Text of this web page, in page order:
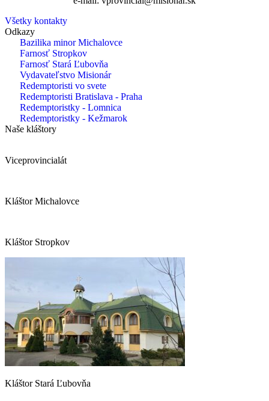
Všetky kontakty
Odkazy
Bazilika minor Michalovce
Farnosť Stropkov
Farnosť Stará Ľubovňa
Vydavateľstvo Misionár
Redemptoristi vo svete
Redemptoristi Bratislava - Praha
Redemptoristky - Lomnica
Redemptoristky - Kežmarok
Naše kláštory
Viceprovincialát
Kláštor Michalovce
Kláštor Stropkov
Kláštor Stará Ľubovňa